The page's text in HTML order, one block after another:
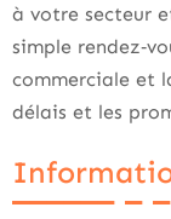
à votre secteur
simple
commerciale et
délais et les